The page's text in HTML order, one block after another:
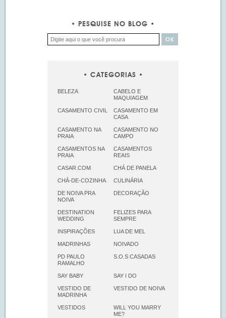
PESQUISE NO BLOG
CATEGORIAS
BELEZA
CABELO E
MAQUIAGEM
CASAMENTO CIVIL
CASAMENTO EM
CASA
CASAMENTO NA
PRAIA
CASAMENTO NO
CAMPO
CASAMENTOS NA
PRAIA
CASAMENTOS
REAIS
CASAR.COM CHÁ DE PANELA
CHÁ-DE-COZINHA CULINÁRIA
DE NOIVA PRA
NOIVA
DECORAÇÃO
DESTINATION
WEDDING
FELIZES PARA
SEMPRE
INSPIRAÇÕES LUA DE MEL
MADRINHAS NOIVADO
PD PAULO
RAMALHO
S.O.S CASADAS
SAY BABY SAY I DO
VESTIDO DE
MADRINHA
VESTIDO DE NOIVA
VESTIDOS
WILL YOU MARRY
ME?